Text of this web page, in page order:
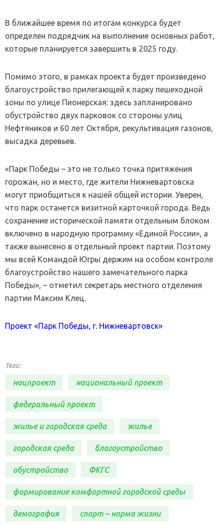
В ближайшее время по итогам конкурса будет
определен подрядчик на выполнение основных работ,
которые планируется завершить в 2025 году.
Помимо этого, в рамках проекта будет произведено
благоустройство прилегающей к парку пешеходной
зоны по улице Пионерская: здесь запланировано
обустройство двух парковок со стороны улиц
Нефтяников и 60 лет Октября, рекультивация газонов,
высадка деревьев.
«Парк Победы – это не только точка притяжения
горожан, но и место, где жители Нижневартовска
могут приобщиться к нашей общей истории. Уверен,
что парк останется визитной карточкой города. Ведь
сохранение исторической памяти отдельным блоком
включено в народную программу «Единой России», а
также вынесено в отдельный проект партии. Поэтому
мы всей Командой Югры держим на особом контроле
благоустройство нашего замечательного парка
Победы», – отметил секретарь местного отделения
партии Максим Клец.
Проект «Парк Победы, г. Нижневартовск»
Теги:
нацпроект национальный проект
федеральный проект
жилье и городская среда жилье
городская среда благоустройство
обустройство ФКГС
формирование комфортной городской среды
демография спорт – норма жизни